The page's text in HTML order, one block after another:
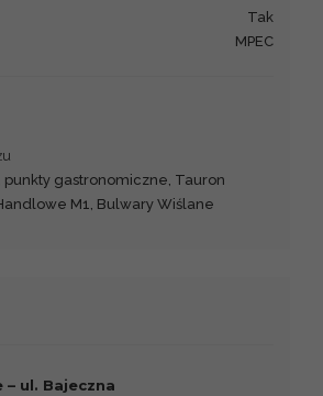
Tak
MPEC
punkty gastronomiczne, Tauron
M1, Bulwary Wiślane
– ul. Bajeczna